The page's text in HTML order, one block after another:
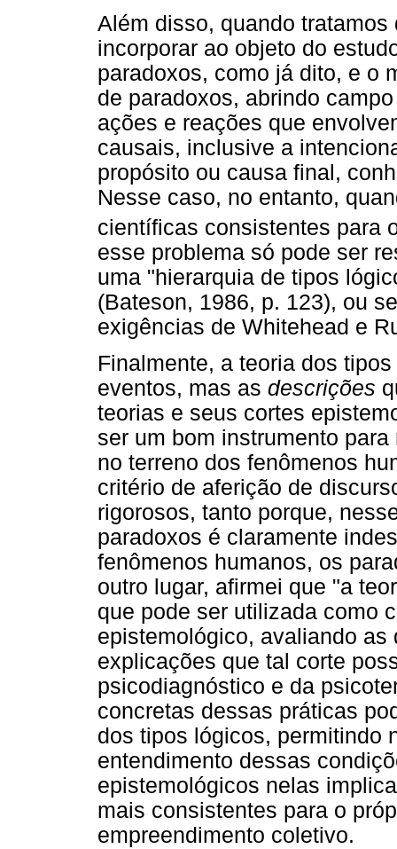
Além disso, quando
incorporar ao objeto do
paradoxos, como já dito, e o
de paradoxos, abrindo
ações e reações que
causais, inclusive a
propósito ou causa final,
Nesse caso, no entanto,
científicas consistentes para
esse problema só pode ser
uma "hierarquia de tipos
(Bateson, 1986, p. 123), ou
exigências de Whitehead e
Finalmente, a teoria dos
eventos, mas as descrições
teorias e seus cortes
ser um bom instrumento
no terreno dos fenômenos
critério de aferição de
rigorosos, tanto porque,
paradoxos é claramente
fenômenos humanos, os
outro lugar, afirmei que "a
que pode ser utilizada como
epistemológico, avaliando
explicações que tal corte
psicodiagnóstico e da
concretas dessas práticas
dos tipos lógicos, permitindo
entendimento dessas
epistemológicos nelas
mais consistentes para o
empreendimento coletivo.